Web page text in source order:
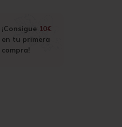
¡Consigue 10€
en tu primera
compra!